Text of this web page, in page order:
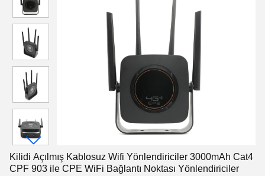
Kilidi Açılmış Kablosuz Wifi Yönlendiriciler 3000mAh Cat4
CPF 903 ile CPE WiFi Bağlantı Noktası Yönlendiriciler